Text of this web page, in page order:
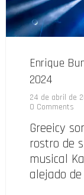
Enrique
2024
24 de abril de
0 Comments
Greeicy
rostro de
musical
alejado